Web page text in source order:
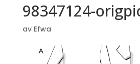
98347124-
av Efwa